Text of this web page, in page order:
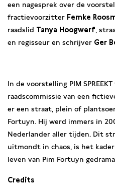
een nagesprek over de
fractievoorzitter Femke
raadslid Tanya Hoogwerf ,
en regisseur en schrijver Ger
In de voorstelling PIM
raadscommissie van een
er een straat, plein of
Fortuyn. Hij werd immers in
Nederlander aller tijden. Dit
uitmondt in chaos, is het
leven van Pim Fortuyn
Credits